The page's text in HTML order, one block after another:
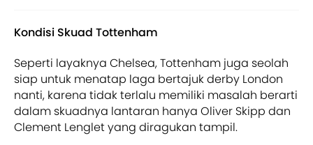
Kondisi Skuad Tottenham
Seperti layaknya Chelsea, Tottenham juga seolah
siap untuk menatap laga bertajuk derby London
nanti, karena tidak terlalu memiliki masalah berarti
dalam skuadnya lantaran hanya Oliver Skipp dan
Clement Lenglet yang diragukan tampil.